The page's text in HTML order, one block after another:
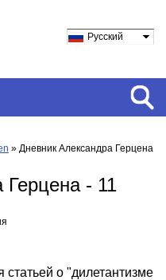
Русский
» Дневник Александра Герцена
Герцена - 11
статьей о "дилетантизме